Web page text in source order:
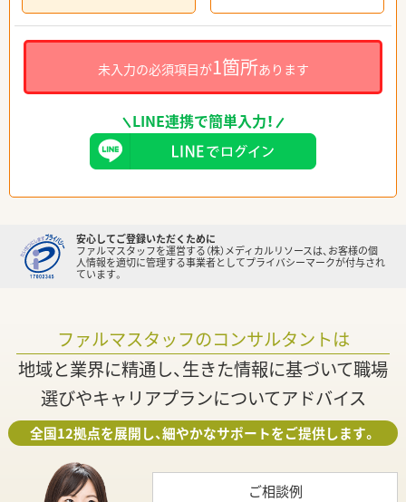
未入力の必須項目が1箇所あります
LINE連携で簡単入力！
安心してご登録いただくために
ファルマスタッフを運営する（株）メディカルリソースは、お客様の個
人情報を適切に管理する事業者としてプライバシーマークが付与され
ています。
ファルマスタッフのコンサルタントは
地域と業界に精通し、生きた情報に基づいて職場
選びやキャリアプランについてアドバイス
全国12拠点を展開し、細やかなサポートをご提供します。
ご相談例